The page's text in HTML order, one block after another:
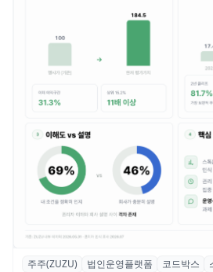
주주(ZUZU) 법인운영플랫폼 코드박스